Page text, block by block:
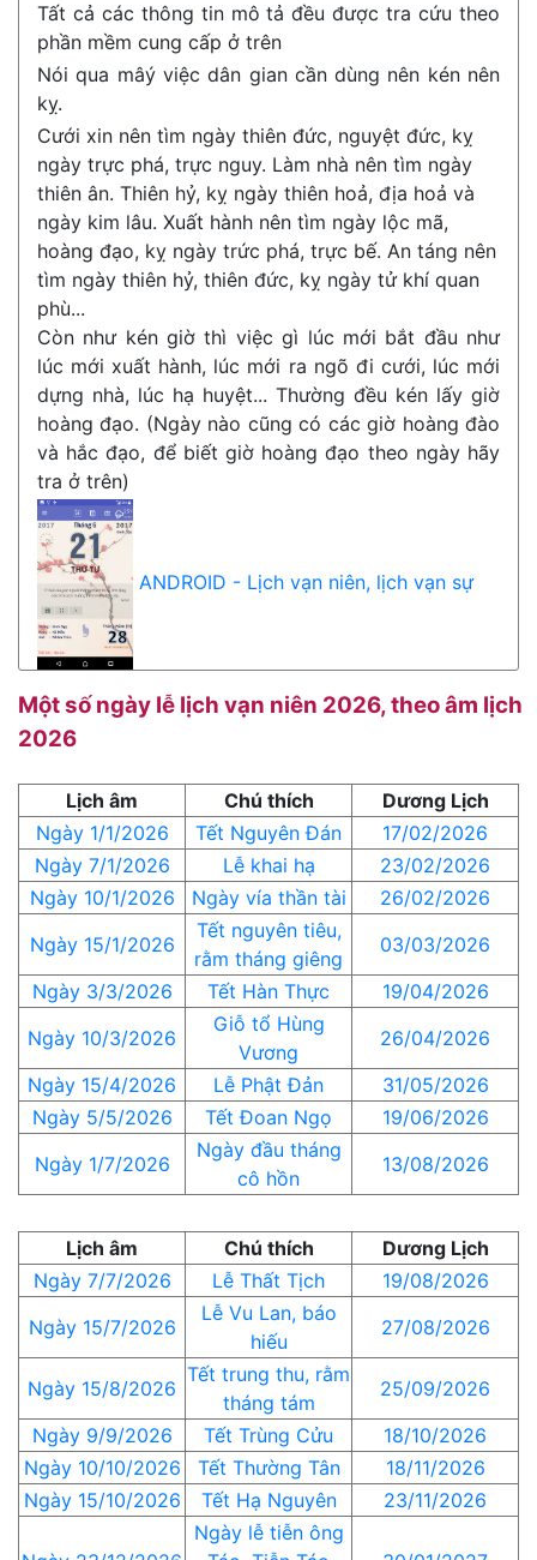
Tất cả các thông tin mô tả đều được tra cứu theo
phần mềm cung cấp ở trên
Nói qua mâý việc dân gian cần dùng nên kén nên
kỵ.
Cưới xin nên tìm ngày thiên đức, nguyệt đức, kỵ
ngày trực phá, trực nguy. Làm nhà nên tìm ngày
thiên ân. Thiên hỷ, kỵ ngày thiên hoả, địa hoả và
ngày kim lâu. Xuất hành nên tìm ngày lộc mã,
hoàng đạo, kỵ ngày trức phá, trực bế. An táng nên
tìm ngày thiên hỷ, thiên đức, kỵ ngày tử khí quan
phù...
Còn như kén giờ thì việc gì lúc mới bắt đầu như
lúc mới xuất hành, lúc mới ra ngõ đi cưới, lúc mới
dựng nhà, lúc hạ huyệt... Thường đều kén lấy giờ
hoàng đạo. (Ngày nào cũng có các giờ hoàng đào
và hắc đạo, để biết giờ hoàng đạo theo ngày hãy
tra ở trên)
ANDROID - Lịch vạn niên, lịch vạn sự
Một số ngày lễ lịch vạn niên 2026, theo âm lịch
2026
Lịch âm Chú thích
Dương Lịch
Ngày 1/1/2026
Tết Nguyên Đán
17/02/2026
Ngày 7/1/2026
Lễ khai hạ
23/02/2026
Ngày 10/1/2026
Ngày vía thần tài
26/02/2026
Ngày 15/1/2026
Tết nguyên tiêu,
rằm tháng giêng
03/03/2026
Ngày 3/3/2026
Tết Hàn Thực
19/04/2026
Ngày 10/3/2026
Giỗ tổ Hùng
Vương
26/04/2026
Ngày 15/4/2026
Lễ Phật Đản
31/05/2026
Ngày 5/5/2026
Tết Đoan Ngọ
19/06/2026
Ngày 1/7/2026
Ngày đầu tháng
cô hồn
13/08/2026
Lịch âm Chú thích
Dương Lịch
Ngày 7/7/2026
Lễ Thất Tịch
19/08/2026
Ngày 15/7/2026
Lễ Vu Lan, báo
hiếu
27/08/2026
Ngày 15/8/2026
Tết trung thu, rằm
tháng tám
25/09/2026
Ngày 9/9/2026
Tết Trùng Cửu
18/10/2026
Ngày 10/10/2026
Tết Thường Tân
18/11/2026
Ngày 15/10/2026
Tết Hạ Nguyên 23/11/2026
Ngày lễ tiễn ông